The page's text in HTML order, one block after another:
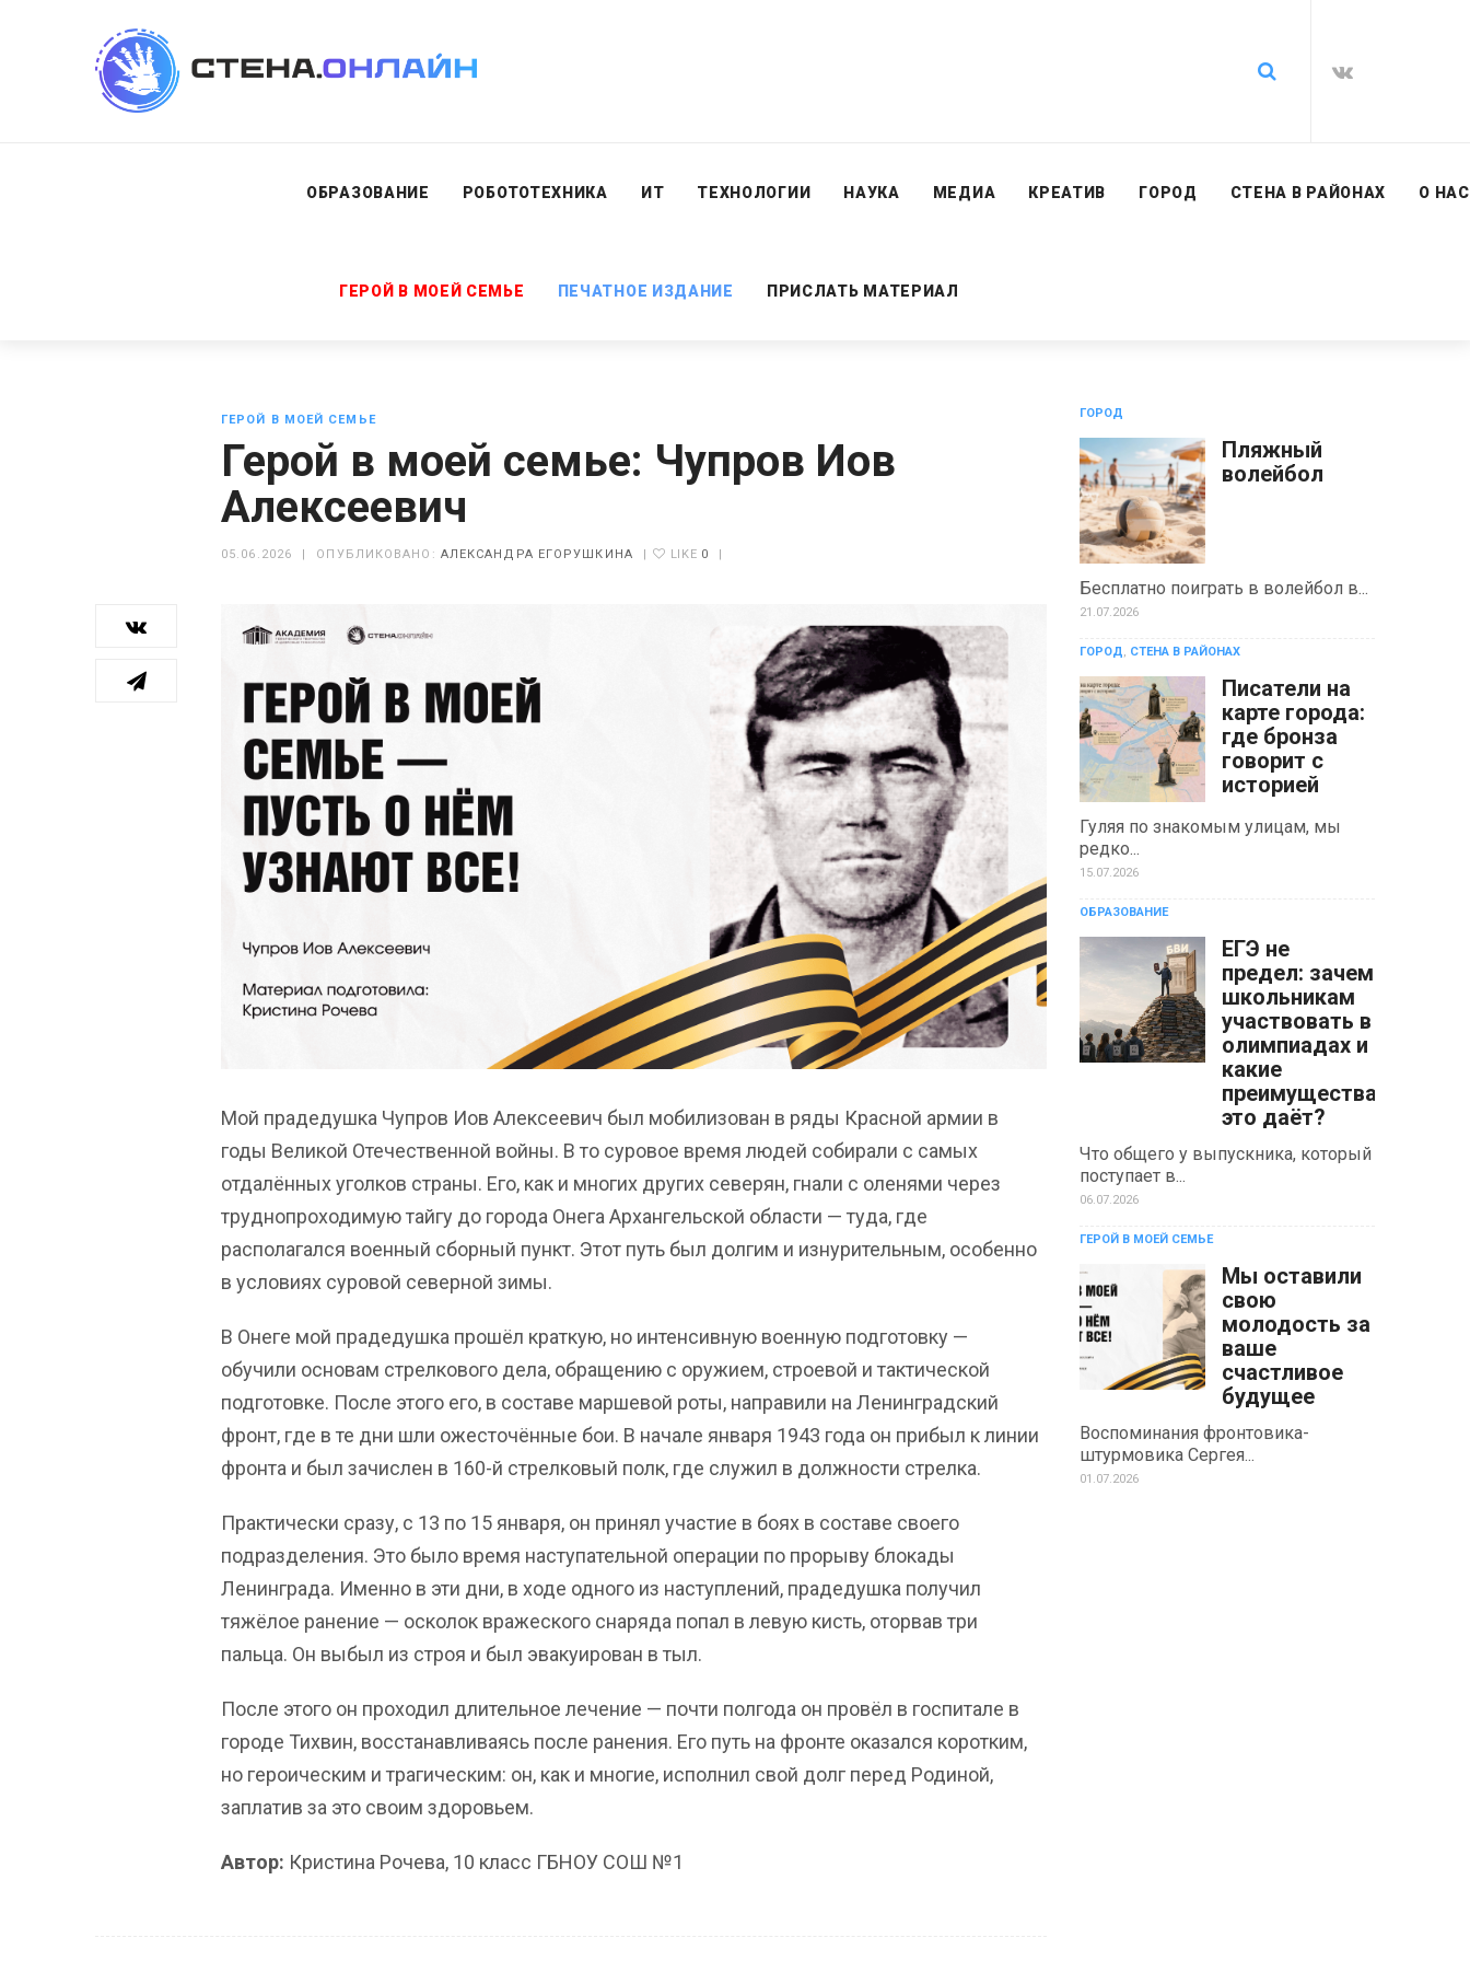
ОБРАЗОВАНИЕ РОБОТОТЕХНИКА ИТ ТЕХНОЛОГИИ НАУКА МЕДИА КРЕАТИВ ГОРОД СТЕНА В РАЙОНАХ О НАС
ГЕРОЙ В МОЕЙ СЕМЬЕ ПЕЧАТНОЕ ИЗДАНИЕ ПРИСЛАТЬ МАТЕРИАЛ
ГЕРОЙ В МОЕЙ СЕМЬЕ
Герой в моей семье: Чупров Иов
Алексеевич
05.06.2026 ОПУБЛИКОВАНО: АЛЕКСАНДРА ЕГОРУШКИНА LIKE 0
Мой прадедушка Чупров Иов Алексеевич был мобилизован в ряды Красной армии в
годы Великой Отечественной войны. В то суровое время людей собирали с самых
отдалённых уголков страны. Его, как и многих других северян, гнали с оленями через
труднопроходимую тайгу до города Онега Архангельской области — туда, где
располагался военный сборный пункт. Этот путь был долгим и изнурительным, особенно
в условиях суровой северной зимы.
В Онеге мой прадедушка прошёл краткую, но интенсивную военную подготовку —
обучили основам стрелкового дела, обращению с оружием, строевой и тактической
подготовке. После этого его, в составе маршевой роты, направили на Ленинградский
фронт, где в те дни шли ожесточённые бои. В начале января 1943 года он прибыл к линии
фронта и был зачислен в 160-й стрелковый полк, где служил в должности стрелка.
Практически сразу, с 13 по 15 января, он принял участие в боях в составе своего
подразделения. Это было время наступательной операции по прорыву блокады
Ленинграда. Именно в эти дни, в ходе одного из наступлений, прадедушка получил
тяжёлое ранение — осколок вражеского снаряда попал в левую кисть, оторвав три
пальца. Он выбыл из строя и был эвакуирован в тыл.
После этого он проходил длительное лечение — почти полгода он провёл в госпитале в
городе Тихвин, восстанавливаясь после ранения. Его путь на фронте оказался коротким,
но героическим и трагическим: он, как и многие, исполнил свой долг перед Родиной,
заплатив за это своим здоровьем.
Автор: Кристина Рочева, 10 класс ГБНОУ СОШ №1
ГОРОД
Пляжный
волейбол
Бесплатно поиграть в волейбол в...
21.07.2026
ГОРОД, СТЕНА В РАЙОНАХ
Писатели на
карте города:
где бронза
говорит с
историей
Гуляя по знакомым улицам, мы
редко...
15.07.2026
ОБРАЗОВАНИЕ
ЕГЭ не
предел: зачем
школьникам
участвовать в
олимпиадах и
какие
преимущества
это даёт?
Что общего у выпускника, который
поступает в...
06.07.2026
ГЕРОЙ В МОЕЙ СЕМЬЕ
Мы оставили
свою
молодость за
ваше
счастливое
будущее
Воспоминания фронтовика-
штурмовика Сергея...
01.07.2026